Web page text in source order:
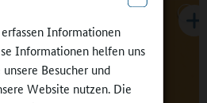
Informationen
Informationen helfen uns
Besucher und
Website nutzen. Die